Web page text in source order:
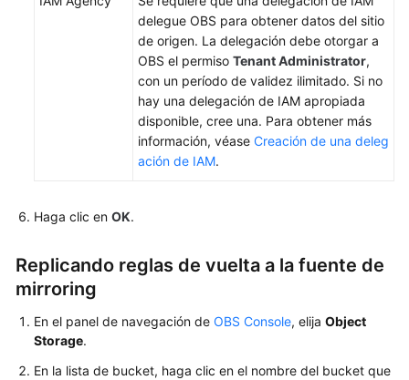
delegue OBS para obtener datos del sitio
de origen. La delegación debe otorgar a
OBS el permiso Tenant Administrator,
con un período de validez ilimitado. Si no
hay una delegación de IAM apropiada
disponible, cree una. Para obtener más
información, véase Creación de una deleg
ación de IAM.
Haga clic en OK.
Replicando reglas de vuelta a la fuente de
mirroring
En el panel de navegación de OBS Console, elija Object
Storage.
En la lista de bucket, haga clic en el nombre del bucket que